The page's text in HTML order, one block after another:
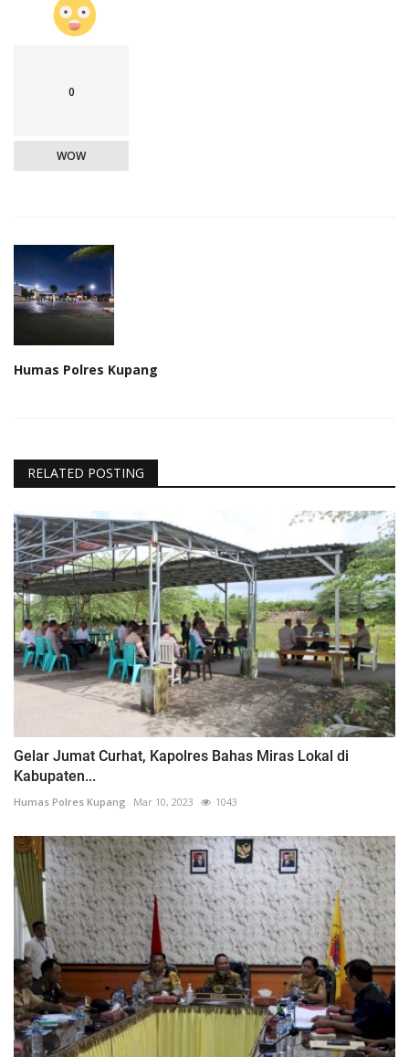
0
WOW
Humas Polres Kupang
RELATED POSTING
Gelar Jumat Curhat, Kapolres Bahas Miras Lokal di
Kabupaten...
Humas Polres Kupang Mar 10, 2023 1043